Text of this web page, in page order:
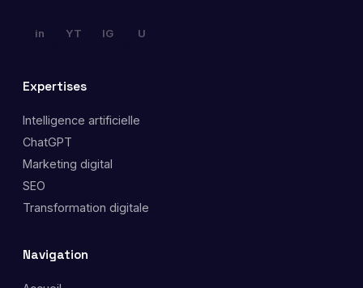
in YT IG U
Expertises
Intelligence artificielle
ChatGPT
Marketing digital
SEO
Transformation digitale
Navigation